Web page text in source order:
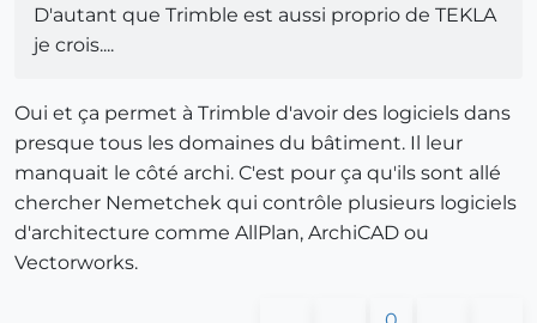
D'autant que Trimble est aussi proprio de TEKLA
je crois....
Oui et ça permet à Trimble d'avoir des logiciels dans
presque tous les domaines du bâtiment. Il leur
manquait le côté archi. C'est pour ça qu'ils sont allé
chercher Nemetchek qui contrôle plusieurs logiciels
d'architecture comme AllPlan, ArchiCAD ou
Vectorworks.